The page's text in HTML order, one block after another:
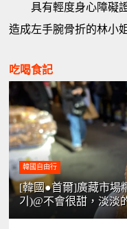
具有輕度身心障礙
造成左手腕骨折的林小姐
吃喝食記
韓國自由行
[韓國●首爾]廣藏市場
기)@不會很甜，淡淡